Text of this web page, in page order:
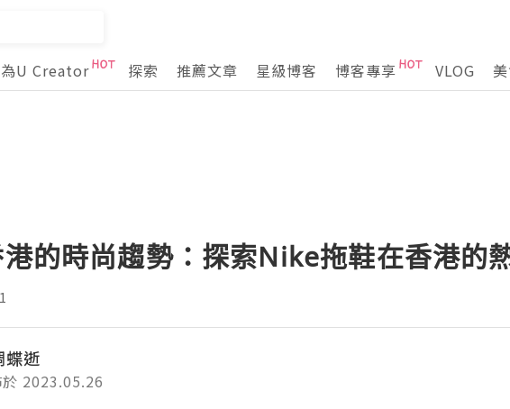
U Creator 探索 推薦文章 星級博客 博客專享 VLOG
的時尚趨勢：探索Nike拖鞋在香港的
蝶逝
2023.05.26